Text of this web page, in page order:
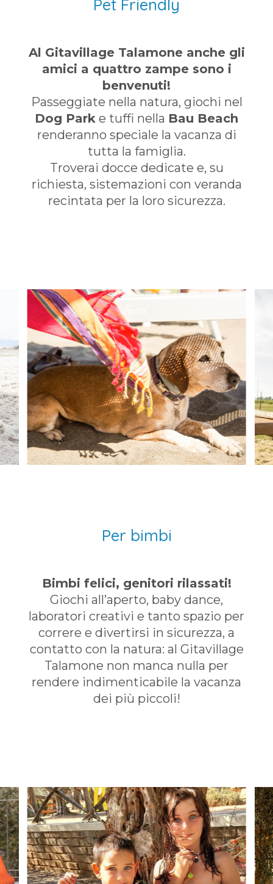
Pet Friendly
Al Gitavillage Talamone anche gli
amici a quattro zampe sono i
benvenuti!
Passeggiate nella natura, giochi nel
Dog Park e tuffi nella Bau Beach
renderanno speciale la vacanza di
tutta la famiglia.
Troverai docce dedicate e, su
richiesta, sistemazioni con veranda
recintata per la loro sicurezza.
Per bimbi
Bimbi felici, genitori rilassati!
Giochi all’aperto, baby dance,
laboratori creativi e tanto spazio per
correre e divertirsi in sicurezza, a
contatto con la natura: al Gitavillage
Talamone non manca nulla per
rendere indimenticabile la vacanza
dei più piccoli!